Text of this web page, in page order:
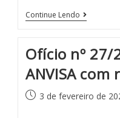
Continue Lendo
Ofício nº 27/
ANVISA com
3 de fevereiro de